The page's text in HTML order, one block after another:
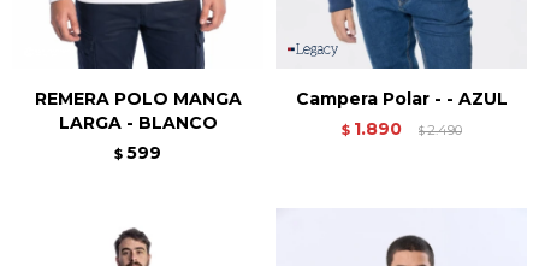
REMERA POLO MANGA
LARGA - BLANCO
$ 599
Campera Polar - - AZUL
$ 1.890 $2.490